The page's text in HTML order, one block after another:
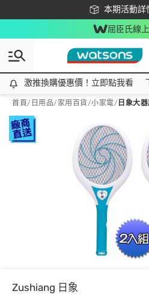
本期活動詳
下載app最
屈臣氏線
激推換購優惠價！立即點我看
激推換購優惠價！立即點我看
首頁/ 日用品/ 家用百貨/小家電/ 日象大
Zushiang 日象